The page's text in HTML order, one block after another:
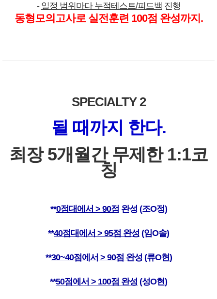
- 일정 범위마다 누적테스트/피드백 진행
동형모의고사로 실전훈련 100점 완성까지.
SPECIALTY 2
될 때까지 한다.
최장 5개월간 무제한 1:1코
칭
**0점대에서 > 90점 완성 (조O정)
**40점대에서 > 95점 완성 (임O솔)
**30~40점에서 > 90점 완성 (류O현)
**50점에서 > 100점 완성 (성O현)